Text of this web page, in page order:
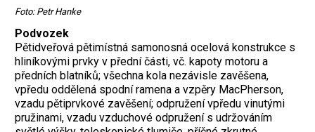
Foto: Petr Hanke
Podvozek
Pětidveřová pětimístná samonosná ocelová konstrukce s
hliníkovými prvky v přední části, vč. kapoty motoru a
předních blatníků; všechna kola nezávisle zavěšena,
vpředu oddělená spodní ramena a vzpěry MacPherson,
vzadu pětiprvkové zavěšení; odpružení vpředu vinutými
pružinami, vzadu vzduchové odpružení s udržováním